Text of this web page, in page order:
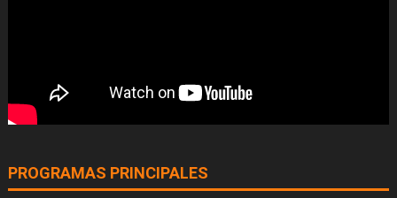
PROGRAMAS PRINCIPALES